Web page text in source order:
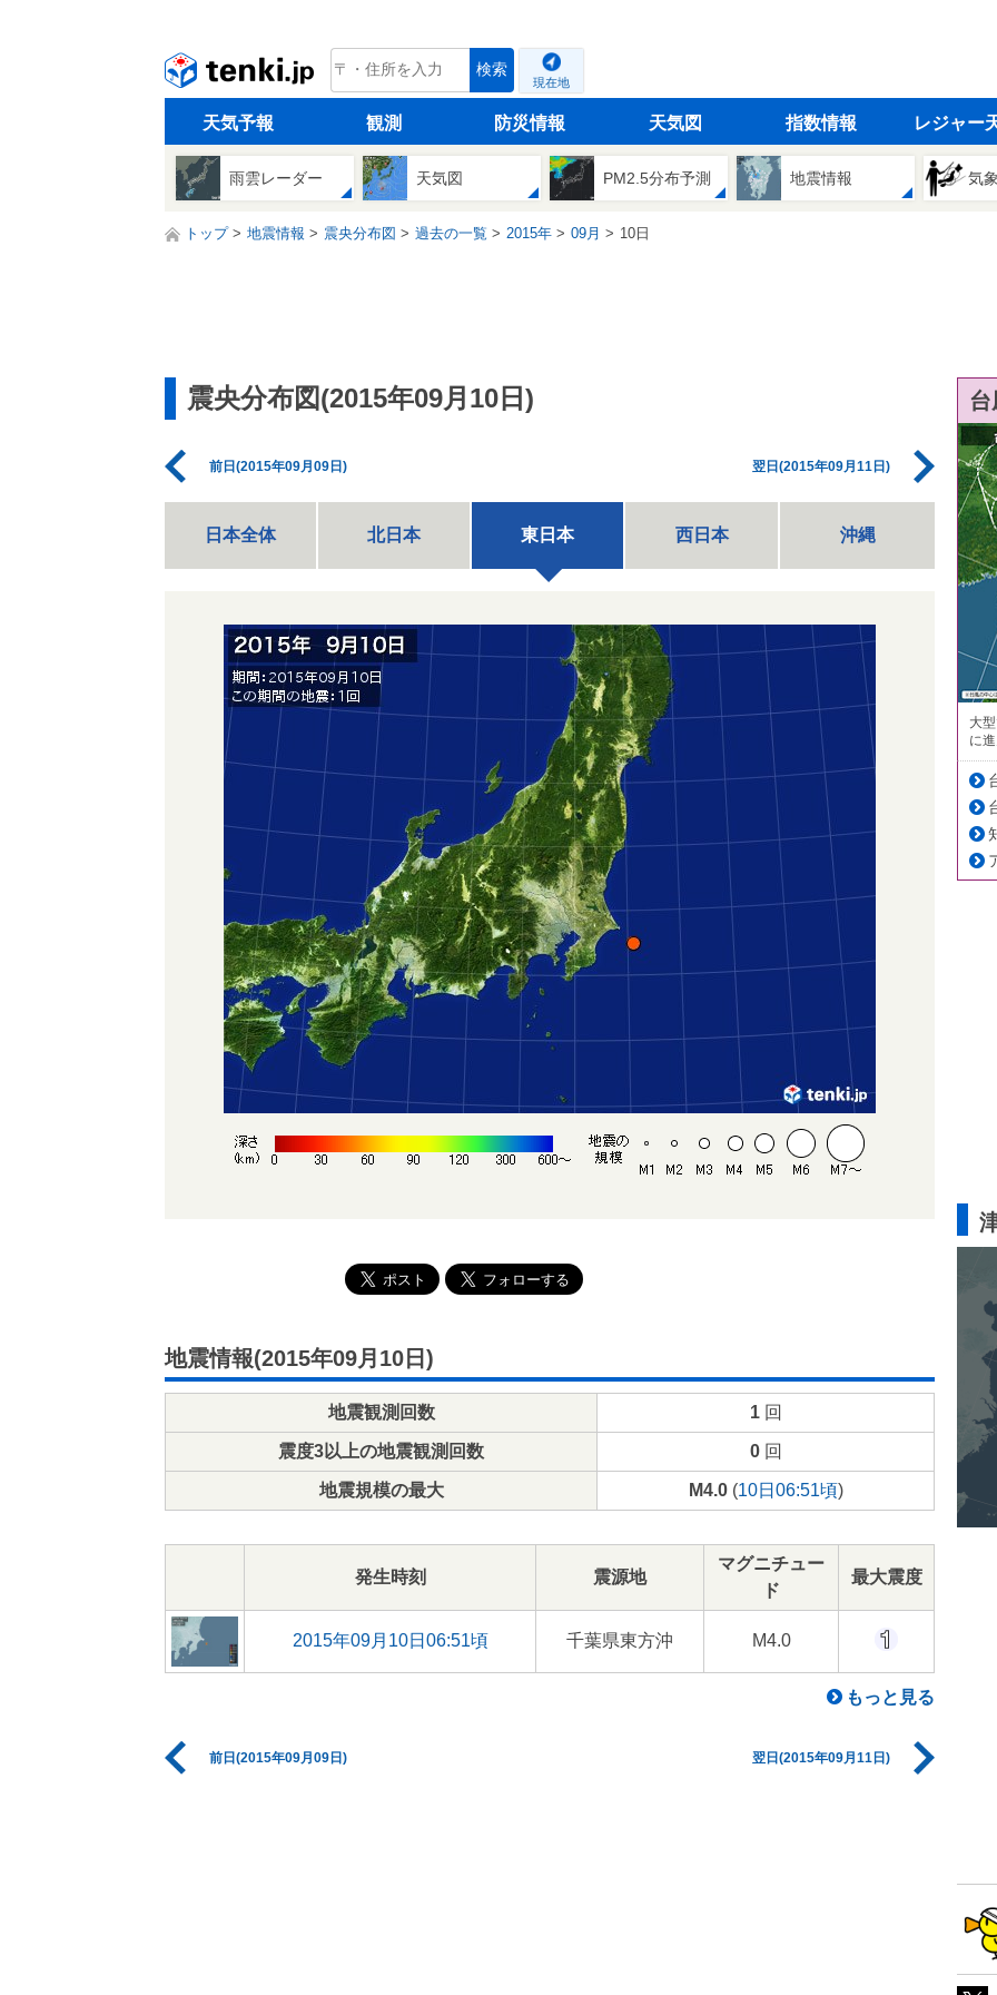
tenki.jp 検索
現在地
天気予報 観測 防災情報 天気図 指数情報 レジャー
雨雲レーダー 天気図 PM2.5分布予測 地震情報 気
トップ 地震情報 震央分布図 過去の一覧 2015年 09月 10日
震央分布図(2015年09月10日)
前日(2015年09月09日) 翌日(2015年09月11日)
日本全体 北日本 東日本 西日本 沖縄
地震情報(2015年09月10日)
地震観測回数 1回
震度3以上の地震観測回数 0回
地震規模の最大 M4.0(10日06:51頃)
発生時刻 震源地
マグニチュー
ド
最大震度
2015年09月10日06:51頃 千葉県東方沖 M4.0
もっと見る
前日(2015年09月09日) 翌日(2015年09月11日)
大
に